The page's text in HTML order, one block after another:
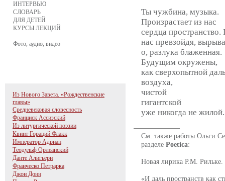
ИНТЕРВЬЮ
СЛОВАРЬ
ДЛЯ ДЕТЕЙ
КУРСЫ ЛЕКЦИЙ
Фото, аудио, видео
Из Нового Завета. «Рождественские
главы»
Средневековая словесность
Франциск Ассизский
Из литургической поэзии
Квинт Гораций Флакк
Император Адриан
Теодульф Орлеанский
Данте Алигьери
Франческо Петрарка
Джон Донн
Ты чужбина, музыка.
Произрастает из нас
сердца
нас превзойдя,
о, разлука блаженная.
Будущим окружены,
как сверхопытной
воздуха,
чистой
гигантской
уже никогда не
См. также работы Ольги
разделе Poetica:
Новая лирика Р.М.
«И даль пространств как